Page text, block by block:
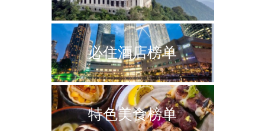
必住酒店榜单
特色美食榜单